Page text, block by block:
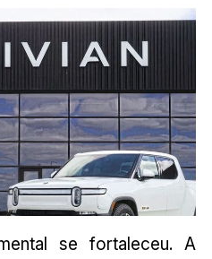
se fortaleceu. A